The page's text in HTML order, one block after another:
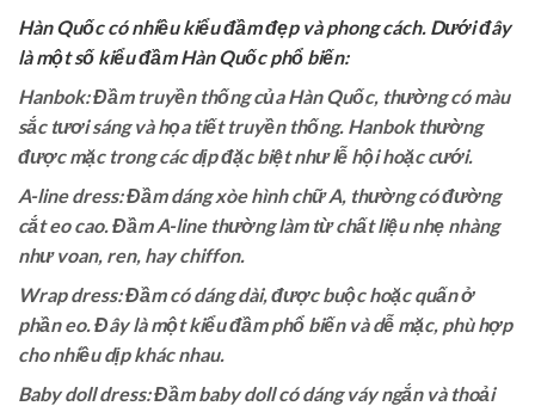
Hàn Quốc có nhiều kiểu đầm đẹp và phong cách. Dưới đây
là một số kiểu đầm Hàn Quốc phổ biến:
Hanbok: Đầm truyền thống của Hàn Quốc, thường có màu
sắc tươi sáng và họa tiết truyền thống. Hanbok thường
được mặc trong các dịp đặc biệt như lễ hội hoặc cưới.
A-line dress: Đầm dáng xòe hình chữ A, thường có đường
cắt eo cao. Đầm A-line thường làm từ chất liệu nhẹ nhàng
như voan, ren, hay chiffon.
Wrap dress: Đầm có dáng dài, được buộc hoặc quấn ở
phần eo. Đây là một kiểu đầm phổ biến và dễ mặc, phù hợp
cho nhiều dịp khác nhau.
Baby doll dress: Đầm baby doll có dáng váy ngắn và thoải